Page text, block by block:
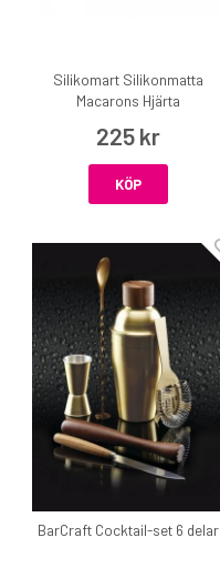
Silikomart Silikonmatta
Macarons Hjärta
225 kr
KÖP
BarCraft Cocktail-set 6 delar